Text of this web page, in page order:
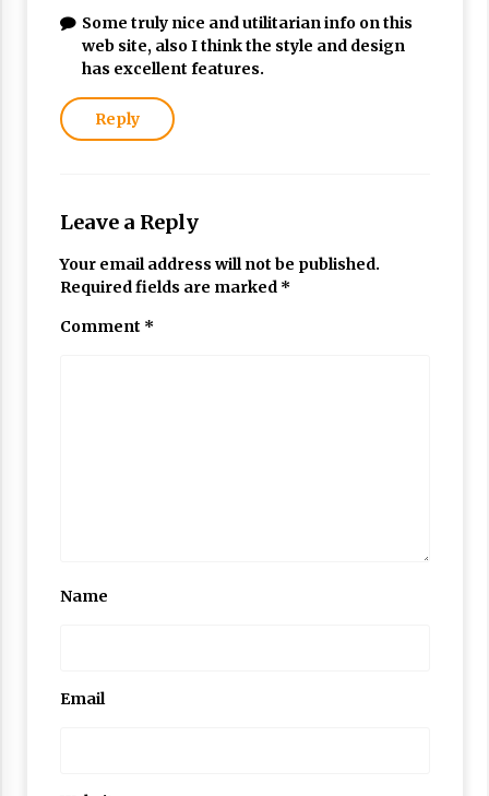
Some truly nice and utilitarian info on this
web site, also I think the style and design
has excellent features.
Reply
Leave a Reply
Your email address will not be published.
Required fields are marked *
Comment *
Name
Email